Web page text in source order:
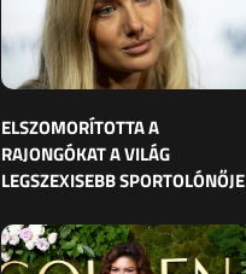
ELSZOMORÍTOTTA A
RAJONGÓKAT A VILÁG
LEGSZEXISEBB SPORTOLÓNŐJE